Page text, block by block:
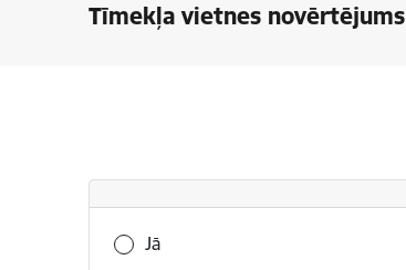
Tīmekļa vietnes novērtējums
Vai šī informācija bija noderīga?
Jā